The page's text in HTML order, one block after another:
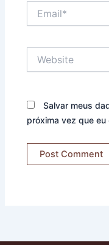
Salvar meus
próxima vez que eu